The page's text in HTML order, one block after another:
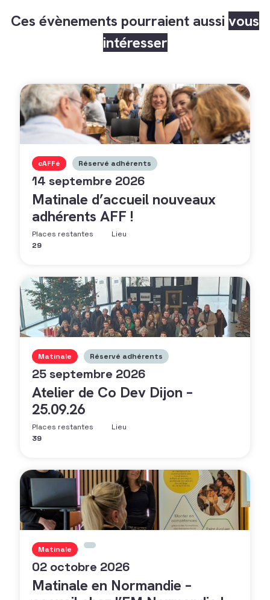
Ces évènements pourraient aussi vous
intéresser
cAFFé Réservé adhérents
14 septembre 2026
Matinale d’accueil nouveaux
adhérents AFF !
Places restantes
29
Lieu
Matinale Réservé adhérents
25 septembre 2026
Atelier de Co Dev Dijon –
25.09.26
Places restantes
39
Lieu
Matinale
02 octobre 2026
Matinale en Normandie –